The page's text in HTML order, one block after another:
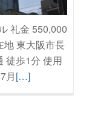
礼金 550,000
地 東大阪市長
徒歩1分 使用
月続
[…]